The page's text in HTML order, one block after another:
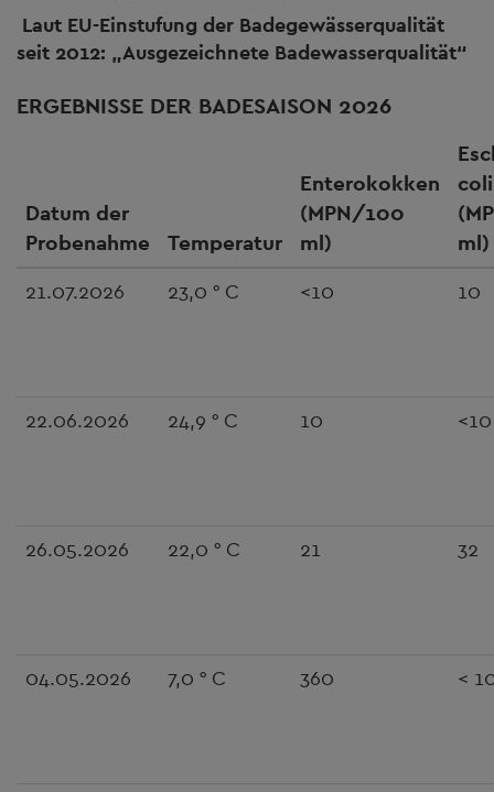
Laut EU-Einstufung der Badegewässerqualität
seit 2012: „Ausgezeichnete Badewasserqualität“
ERGEBNISSE DER BADESAISON 2026
Datum der
Probenahme
Temperatur
Enterokokken
(MPN/100
ml)
coli
ml)
21.07.2026 23,0 ° C <10 10
22.06.2026 24,9 ° C 10 <10
26.05.2026 22,0 ° C 21 32
04.05.2026 7,0 ° C 360 <